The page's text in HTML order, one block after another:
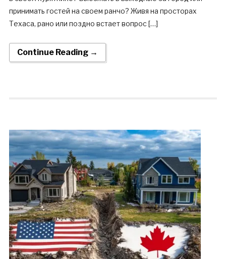
принимать гостей на своем ранчо? Живя на просторах
Техаса, рано или поздно встает вопрос […]
Continue Reading →